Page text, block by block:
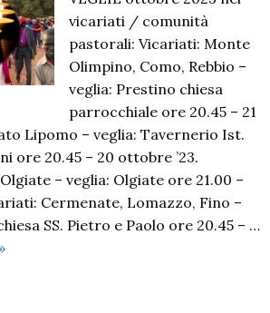
vicariati / comunità
pastorali: Vicariati: Monte
Olimpino, Como, Rebbio –
veglia: Prestino chiesa
parrocchiale ore 20.45 – 21
Lipomo – veglia: Tavernerio Ist.
ore 20.45 – 20 ottobre ’23.
– veglia: Olgiate ore 21.00 –
Cermenate, Lomazzo, Fino –
SS. Pietro e Paolo ore 20.45 – …
2023
»